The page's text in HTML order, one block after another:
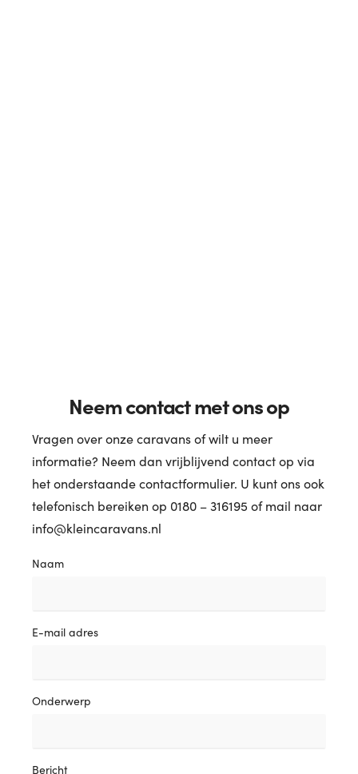
Neem contact met ons op
Vragen over onze caravans of wilt u meer
informatie? Neem dan vrijblijvend contact op via
het onderstaande contactformulier. U kunt ons ook
telefonisch bereiken op 0180 – 316195 of mail naar
info@kleincaravans.nl
Naam
E-mail adres
Onderwerp
Bericht